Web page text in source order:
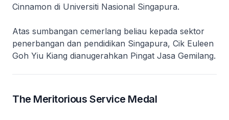
Cinnamon di Universiti Nasional Singapura.
Atas sumbangan cemerlang beliau kepada sektor
penerbangan dan pendidikan Singapura, Cik Euleen
Goh Yiu Kiang dianugerahkan Pingat Jasa Gemilang.
The Meritorious Service Medal